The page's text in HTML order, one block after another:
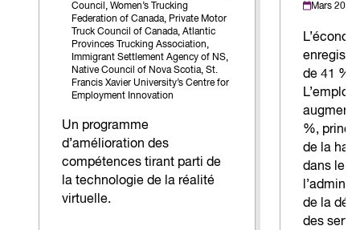
Council, Women’s Trucking
Federation of Canada, Private Motor
Truck Council of Canada, Atlantic
Provinces Trucking Association,
Immigrant Settlement Agency of NS,
Native Council of Nova Scotia, St.
Francis Xavier University’s Centre for
Employment Innovation
Un programme
d’amélioration des
compétences tirant parti de
la technologie de la réalité
virtuelle.
Mars 2025
de 41 %
L’emploi
%,
de la
dans le
de la
des